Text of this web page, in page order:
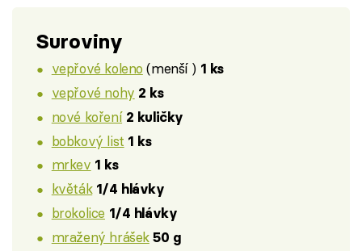
Suroviny
vepřové koleno (menší ) 1 ks
vepřové nohy 2 ks
nové koření 2 kuličky
bobkový list 1 ks
mrkev 1 ks
květák 1/4 hlávky
brokolice 1/4 hlávky
mražený hrášek 50 g